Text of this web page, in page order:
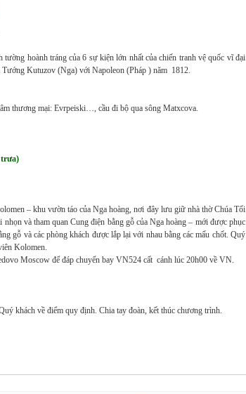
hoành tráng của 6 sự kiện lớn nhất của chiến tranh vệ quốc vĩ đại
Kutuzov (Nga) với Napoleon (Pháp ) năm 1812.
thương mại: Evrpeiski…, cầu đi bộ qua sông Matxcova.
– khu vườn táo của Nga hoàng, nơi đây lưu giữ nhà thờ Chúa Tối
và tham quan Cung điện bằng gỗ của Nga hoàng – mới được phục
gỗ và các phòng khách được lắp lại với nhau bằng các mấu chốt. Quý
Kolomen.
Moscow để đáp chuyến bay VN524 cất cánh lúc 20h00 về VN.
khách về điểm quy định. Chia tay đoàn, kết thúc chương trình.